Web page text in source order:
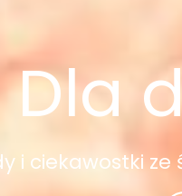
Dla
i ciekawostki